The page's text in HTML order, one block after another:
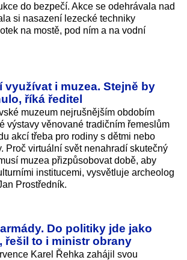
do bezpečí. Akce se odehrávala nad
si nasazení lezecké techniky
na mostě, pod ním a na vodní
využívat i muzea. Stejně by
říká ředitel
muzeum nejrušnějším obdobím
výstavy věnované tradičním řemeslům
akcí třeba pro rodiny s dětmi nebo
Proč virtuální svět nenahradí skutečný
muzea přizpůsobovat době, aby
institucemi, vysvětluje archeolog
Prostředník.
Do politiky jde jako
řešil to i ministr obrany
Karel Řehka zahájil svou